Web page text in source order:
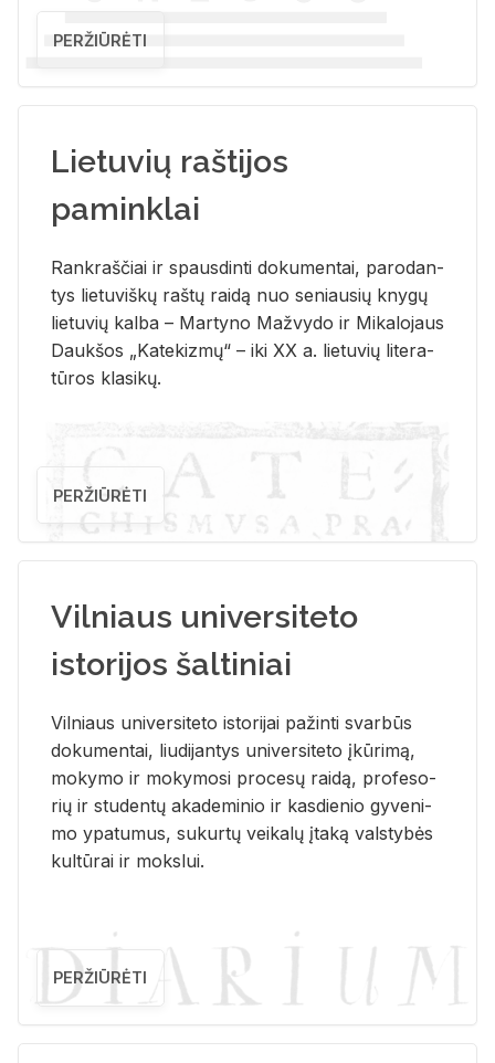
PERŽIŪRĖTI
Lietuvių raštijos
paminklai
Rank­raš­čiai ir spaus­din­ti do­ku­men­tai, pa­ro­dan­
tys lie­tu­viš­kų raš­tų rai­dą nuo se­niau­sių kny­gų
lie­tu­vių kal­ba – Mar­ty­no Ma­žvy­do ir Mi­ka­lo­jaus
Dauk­šos „Ka­te­kiz­mų“ – iki XX a. lie­tu­vių li­te­ra­
tū­ros kla­si­kų.
PERŽIŪRĖTI
Vilniaus universiteto
istorijos šaltiniai
Vil­niaus uni­ver­si­te­to is­to­ri­jai pa­žin­ti svar­būs
do­ku­men­tai, liu­di­jan­tys uni­ver­si­te­to įkū­ri­mą,
mo­ky­mo ir mo­ky­mo­si pro­ce­sų rai­dą, pro­fe­so­
rių ir stu­den­tų aka­de­mi­nio ir kas­die­nio gy­ve­ni­
mo ypa­tu­mus, su­kur­tų vei­ka­lų įta­ką vals­ty­bės
kul­tū­rai ir moks­lui.
PERŽIŪRĖTI